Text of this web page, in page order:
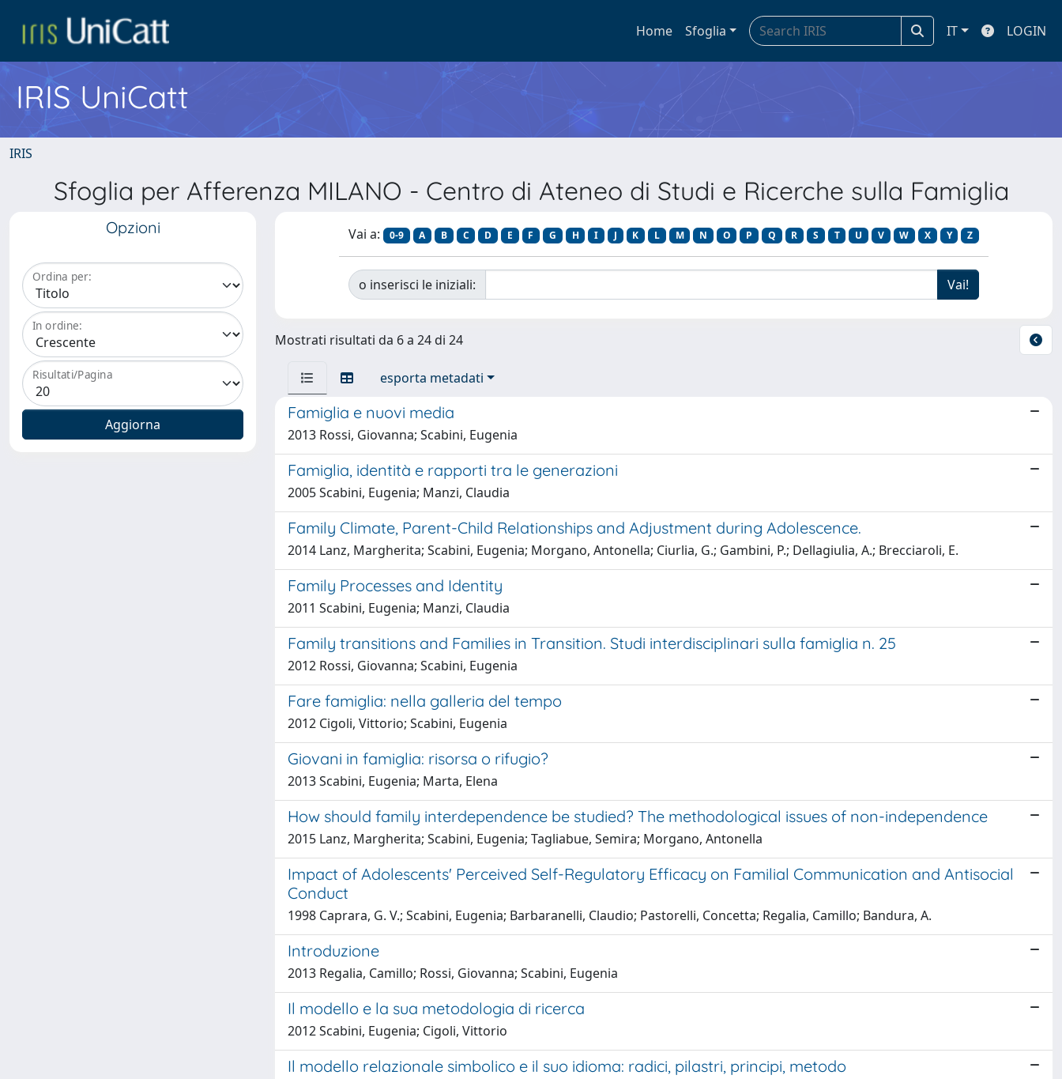
Home Sfoglia IT LOGIN
IRIS UniCatt
IRIS
Sfoglia per Afferenza MILANO - Centro di Ateneo di Studi e Ricerche sulla Famiglia
Opzioni
Ordina per:
In ordine:
Risultati/Pagina
Vai a: 0-9 A B C D E F G H I J K L M N O P Q R S T U V W X Y Z
o inserisci le iniziali:
Mostrati risultati da 6 a 24 di 24
esporta metadati
Famiglia e nuovi media
2013 Rossi, Giovanna; Scabini, Eugenia
Famiglia, identità e rapporti tra le generazioni
2005 Scabini, Eugenia; Manzi, Claudia
Family Climate, Parent-Child Relationships and Adjustment during Adolescence.
2014 Lanz, Margherita; Scabini, Eugenia; Morgano, Antonella; Ciurlia, G.; Gambini, P.; Dellagiulia, A.; Brecciaroli, E.
Family Processes and Identity
2011 Scabini, Eugenia; Manzi, Claudia
Family transitions and Families in Transition. Studi interdisciplinari sulla famiglia n. 25
2012 Rossi, Giovanna; Scabini, Eugenia
Fare famiglia: nella galleria del tempo
2012 Cigoli, Vittorio; Scabini, Eugenia
Giovani in famiglia: risorsa o rifugio?
2013 Scabini, Eugenia; Marta, Elena
How should family interdependence be studied? The methodological issues of non-independence
2015 Lanz, Margherita; Scabini, Eugenia; Tagliabue, Semira; Morgano, Antonella
Impact of Adolescents' Perceived Self-Regulatory Efficacy on Familial Communication and Antisocial
Conduct
1998 Caprara, G. V.; Scabini, Eugenia; Barbaranelli, Claudio; Pastorelli, Concetta; Regalia, Camillo; Bandura, A.
Introduzione
2013 Regalia, Camillo; Rossi, Giovanna; Scabini, Eugenia
Il modello e la sua metodologia di ricerca
2012 Scabini, Eugenia; Cigoli, Vittorio
Il modello relazionale simbolico e il suo idioma: radici, pilastri, principi, metodo